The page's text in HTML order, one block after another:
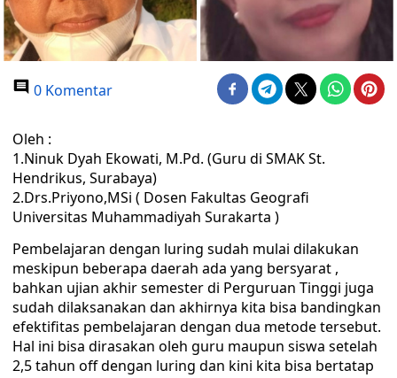
0 Komentar
Oleh :
1.Ninuk Dyah Ekowati, M.Pd. (Guru di SMAK St.
Hendrikus, Surabaya)
2.Drs.Priyono,MSi ( Dosen Fakultas Geografi
Universitas Muhammadiyah Surakarta )
Pembelajaran dengan luring sudah mulai dilakukan
meskipun beberapa daerah ada yang bersyarat ,
bahkan ujian akhir semester di Perguruan Tinggi juga
sudah dilaksanakan dan akhirnya kita bisa bandingkan
efektifitas pembelajaran dengan dua metode tersebut.
Hal ini bisa dirasakan oleh guru maupun siswa setelah
2,5 tahun off dengan luring dan kini kita bisa bertatap